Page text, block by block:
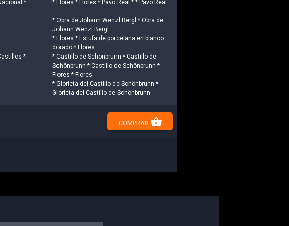
*
* Flores * Flores * Pavo Real * * Pavo Real
* Obra de Johann Wenzl Bergl * Obra de
Johann Wenzl Bergl
* Flores * Estufa de porcelana en blanco
dorado * Flores
*
* Castillo de Schönbrunn * Castillo de
Schönbrunn * Castillo de Schönbrunn *
Flores * Flores
* Glorieta del Castillo de Schönbrunn *
Glorieta del Castillo de Schönbrunn
COMPRAR shopping_basket